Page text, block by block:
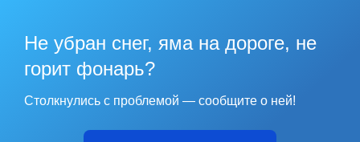
Не убран снег, яма на дороге, не
горит фонарь?
Столкнулись с проблемой — сообщите о ней!